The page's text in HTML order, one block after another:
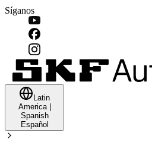
Síganos
Latin
America|
Spanish
Español